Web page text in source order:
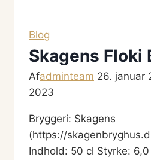
Blog
Skagens Floki
Afadminteam 26. januar
2023
Bryggeri: Skagens
(https://
Indhold: 50 cl Styrke: